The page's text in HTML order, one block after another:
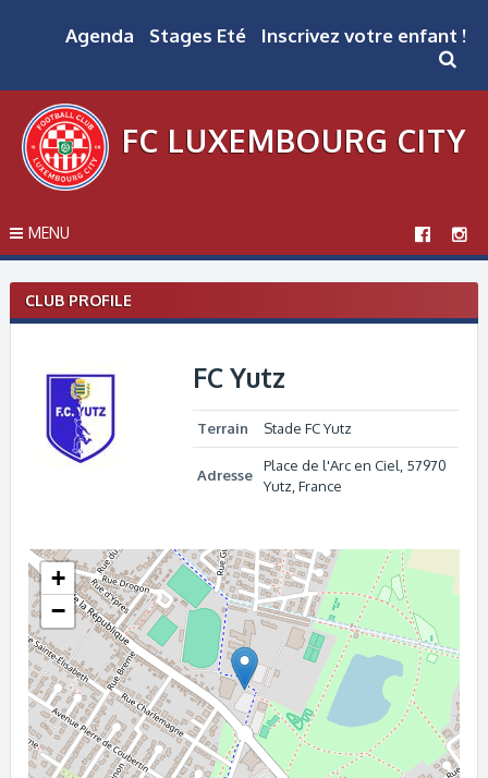
Agenda Stages Eté Inscrivez votre enfant !
FC LUXEMBOURG CITY
MENU
CLUB PROFILE
FC Yutz
Terrain Stade FC Yutz
Adresse
Place de l'Arc en Ciel, 57970
Yutz, France
+
−